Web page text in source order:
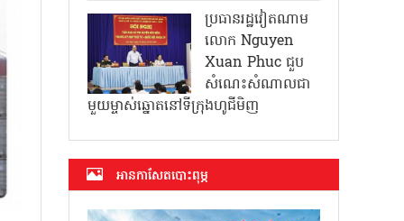
ប្រធានរដ្ឋវៀតណាម
លោក Nguyen
Xuan Phuc ជួប
សំណេះសំណាលជា
មួយម្ចាស់ឆ្នោតនៅទីក្រុងហូជីមិញ
អាន​កាសែត​បោះពុម្ភ